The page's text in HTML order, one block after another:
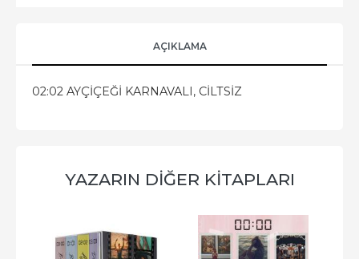
AÇIKLAMA
02:02 AYÇİÇEĞİ KARNAVALI, CİLTSİZ
YAZARIN DIĞER KITAPLARI